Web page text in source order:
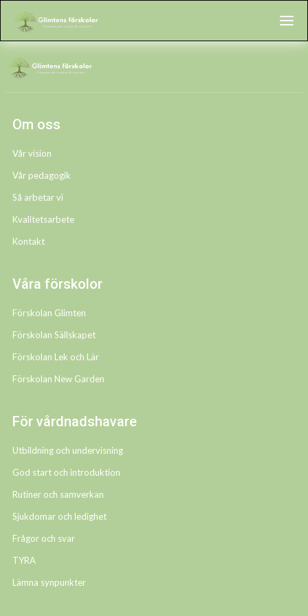
Om oss
Vår vision
Vår pedagogik
Så arbetar vi
Kvalitetsarbete
Kontakt
Våra förskolor
Förskolan Glimten
Förskolan Sällskapet
Förskolan Lek och Lär
Förskolan New Garden
För vårdnadshavare
Utbildning och undervisning
God start och introduktion
Rutiner och samverkan
Sjukdomar och ledighet
Frågor och svar
TYRA
Lämna synpunkter